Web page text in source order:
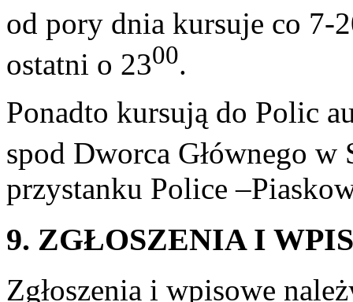
od pory dnia kursuje co 7-
ostatni o 2300.
Ponadto kursują do Polic
spod Dworca Głównego w
przystanku Police
9. ZGŁOSZENIA I
Zgłoszenia i wpisowe